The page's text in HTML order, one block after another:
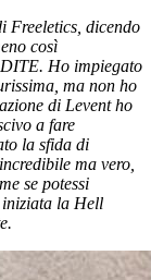
Freeletics, dicendo
così
Ho impiegato
ma non ho
di Levent ho
a fare
la sfida di
ma vero,
se potessi
iniziata la Hell